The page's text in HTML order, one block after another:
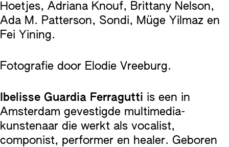
Hoetjes, Adriana Knouf, Brittany Nelson,
Ada M. Patterson, Sondi, Müge Yilmaz en
Fei Yining.
Fotografie door Elodie Vreeburg.
Ibelisse Guardia Ferragutti is een in
Amsterdam gevestigde multimedia-
kunstenaar die werkt als vocalist,
componist, performer en healer. Geboren